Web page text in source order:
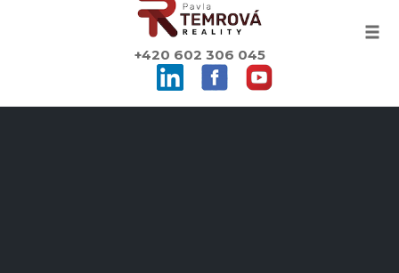
+420 602 306 045